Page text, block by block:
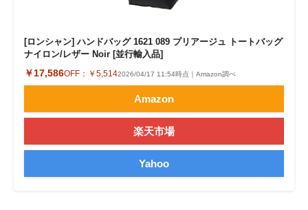
[ロンシャン] ハンドバッグ 1621 089 プリアージュ トートバッグ
ナイロン/レザー Noir [並行輸入品]
￥17,586OFF： ￥5,5142026/04/17 11:54時点｜Amazon調べ
Amazon
楽天市場
Yahoo